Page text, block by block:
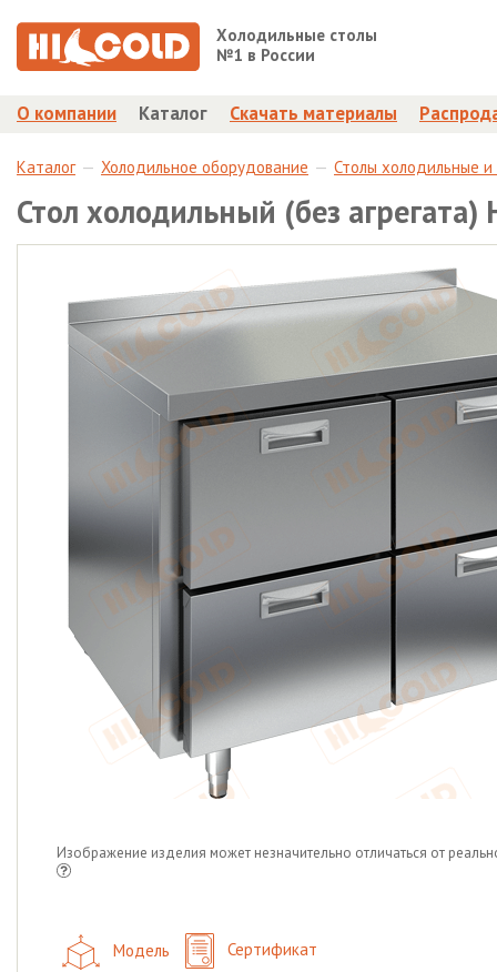
Холодильные столы
№1 в России
О компании Каталог Скачать материалы
Каталог Холодильное оборудование Столы холодильные
Стол холодильный (без агрегата)
Изображение изделия может незначительно отличаться от
Модель Сертификат